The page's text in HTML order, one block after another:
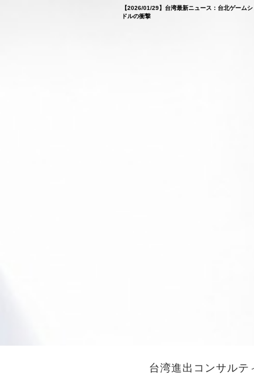
台湾進出コンサルテ
【2026/01/29】台湾最新ニュース：台北ゲーム
ドルの衝撃